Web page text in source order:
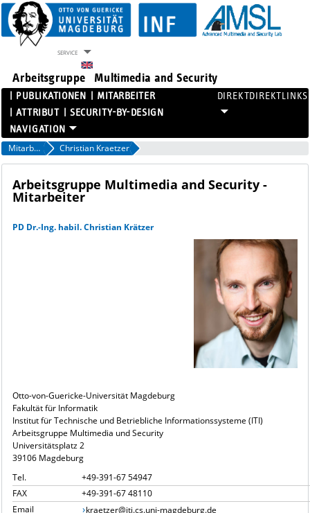
Arbeitsgruppe Multimedia and Security
SERVICE
PUBLIKATIONEN
MITARBEITER
ATTRIBUT
SECURITY-BY-DESIGN
PROJEKTE
PUBLIKATIONEN
MITARBEITER
ATTRIBUT
DIREKTLINKS
Mitarbeiter Christian Kraetzer
Arbeitsgruppe Multimedia and Security -
Mitarbeiter
PD Dr.-Ing. habil. Christian Krätzer
Otto-von-Guericke-Universität Magdeburg
Fakultät für Informatik
Institut für Technische und Betriebliche Informationssysteme (ITI)
Arbeitsgruppe Multimedia und Security
Universitätsplatz 2
39106 Magdeburg
Tel.
+49-391-67 54947
FAX
+49-391-67 48110
Email
kraetzer@iti.cs.uni-magdeburg.de